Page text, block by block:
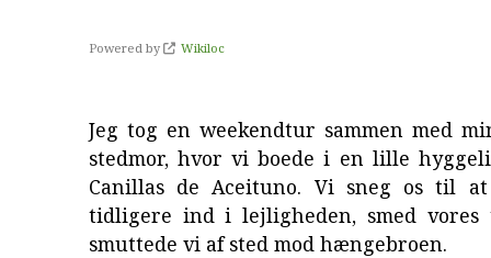
Powered by Wikiloc
Jeg tog en weekendtur sammen med
stedmor, hvor vi boede i en lille
Canillas de Aceituno. Vi sneg os til
tidligere ind i lejligheden, smed vores
smuttede vi af sted mod hængebroen.